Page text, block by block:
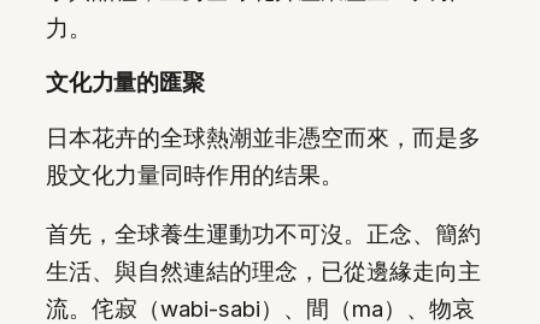
力。
文化力量的匯聚
日本花卉的全球熱潮並非憑空而來，而是多
股文化力量同時作用的结果。
首先，全球養生運動功不可沒。正念、簡約
生活、與自然連結的理念，已從邊緣走向主
流。侘寂（wabi-sabi）、間（ma）、物哀